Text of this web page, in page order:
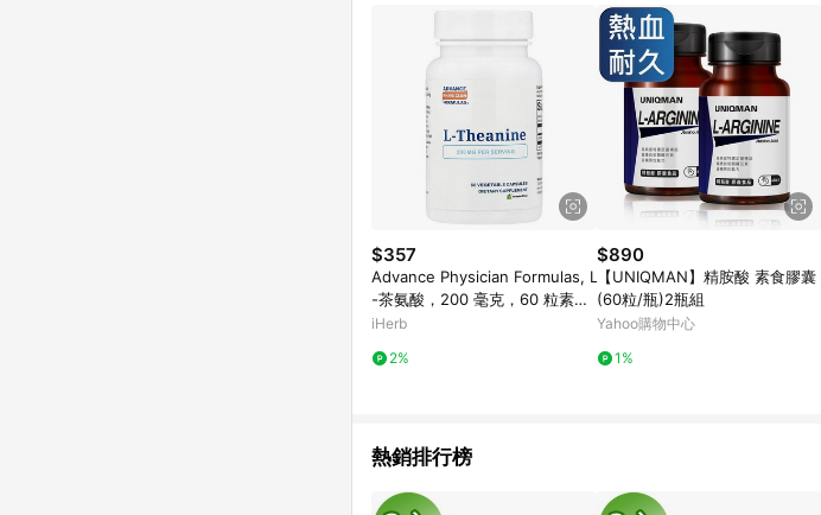
$357
Advance Physician Formulas, L
-茶氨酸，200 毫克，60 粒素食
膠囊
iHerb
2%
$890
【UNIQMAN】精胺酸 素食膠囊
(60粒/瓶)2瓶組
Yahoo購物中心
1%
熱銷排行榜